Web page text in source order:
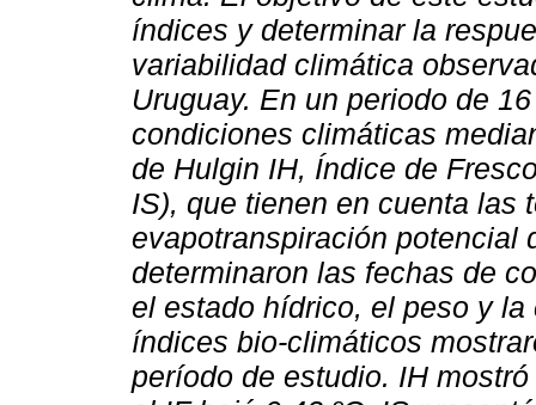
índices y determinar la
variabilidad climática
Uruguay. En un periodo de
condiciones climáticas
de Hulgin IH, Índice de
IS), que tienen en cuenta las
evapotranspiración potencial
determinaron las fechas de
el estado hídrico, el peso y
índices bio-climáticos
período de estudio. IH